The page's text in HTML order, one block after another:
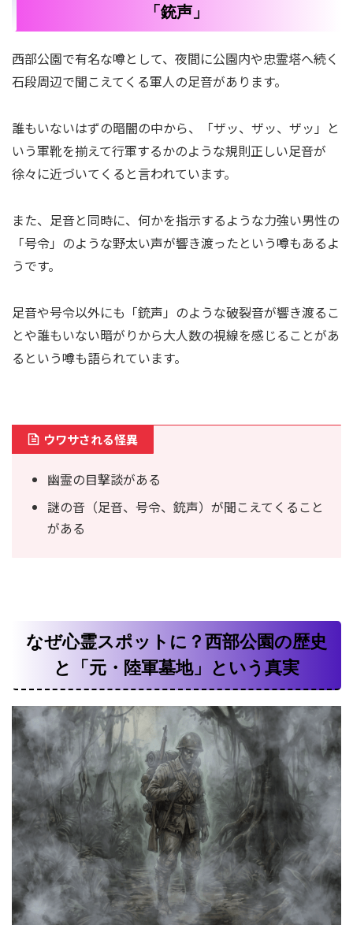
「銃声」
西部公園で有名な噂として、夜間に公園内や忠霊塔へ続く
石段周辺で聞こえてくる軍人の足音があります。
誰もいないはずの暗闇の中から、「ザッ、ザッ、ザッ」と
いう軍靴を揃えて行軍するかのような規則正しい足音が
徐々に近づいてくると言われています。
また、足音と同時に、何かを指示するような力強い男性の
「号令」のような野太い声が響き渡ったという噂もあるよ
うです。
足音や号令以外にも「銃声」のような破裂音が響き渡るこ
とや誰もいない暗がりから大人数の視線を感じることがあ
るという噂も語られています。
ウワサされる怪異
幽霊の目撃談がある
謎の音（足音、号令、銃声）が聞こえてくること
がある
なぜ心霊スポットに？西部公園の歴史
と「元・陸軍墓地」という真実